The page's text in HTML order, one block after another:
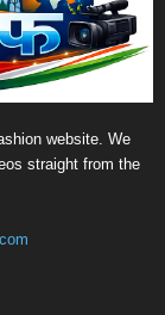
website. We
straight from the